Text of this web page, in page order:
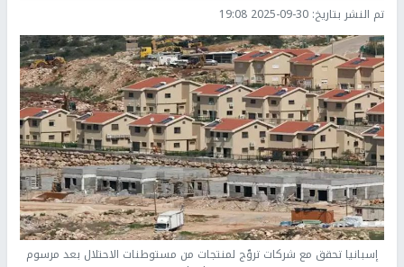
تم النشر بتاريخ: 2025-09-30 19:08
إسبانيا تحقق مع شركات تروّج لمنتجات من مستوطنات الاحتلال بعد مرسوم